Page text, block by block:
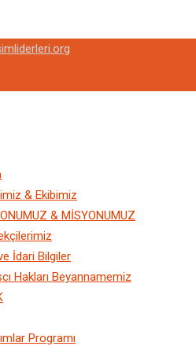
& Ekibimiz
& MİSYONUMUZ
İdari Bilgiler
Hakları Beyannamemiz
Programı